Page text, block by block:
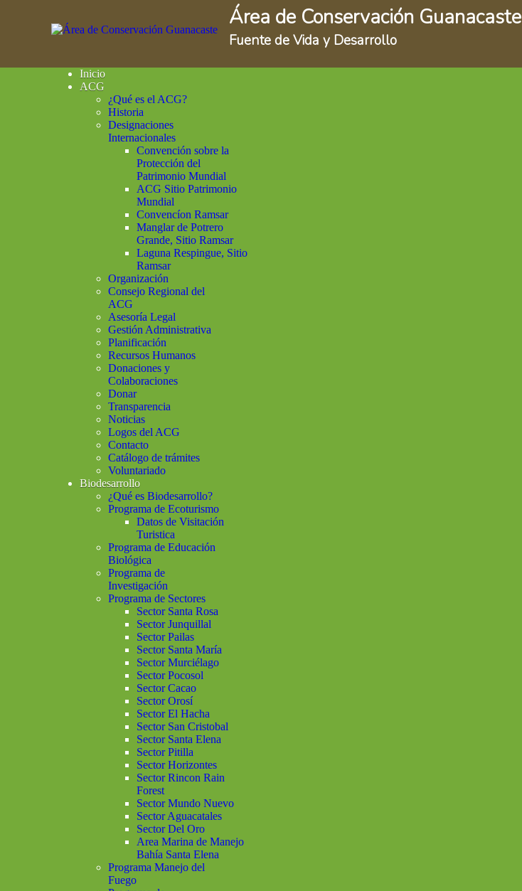
Área de Conservación Guanacaste
Fuente de Vida y Desarrollo
Inicio
ACG
¿Qué es el ACG?
Historia
Designaciones
Internacionales
Convención sobre la
Protección del
Patrimonio Mundial
ACG Sitio Patrimonio
Mundial
Convencíon Ramsar
Manglar de Potrero
Grande, Sitio Ramsar
Laguna Respingue, Sitio
Ramsar
Organización
Consejo Regional del
ACG
Asesoría Legal
Gestión Administrativa
Planificación
Recursos Humanos
Donaciones y
Colaboraciones
Donar
Transparencia
Noticias
Logos del ACG
Contacto
Catálogo de trámites
Voluntariado
Biodesarrollo
¿Qué es Biodesarrollo?
Programa de Ecoturismo
Datos de Visitación
Turistica
Programa de Educación
Biológica
Programa de
Investigación
Programa de Sectores
Sector Santa Rosa
Sector Junquillal
Sector Pailas
Sector Santa María
Sector Murciélago
Sector Pocosol
Sector Cacao
Sector Orosí
Sector El Hacha
Sector San Cristobal
Sector Santa Elena
Sector Pitilla
Sector Horizontes
Sector Rincon Rain
Forest
Sector Mundo Nuevo
Sector Aguacatales
Sector Del Oro
Area Marina de Manejo
Bahía Santa Elena
Programa Manejo del
Fuego